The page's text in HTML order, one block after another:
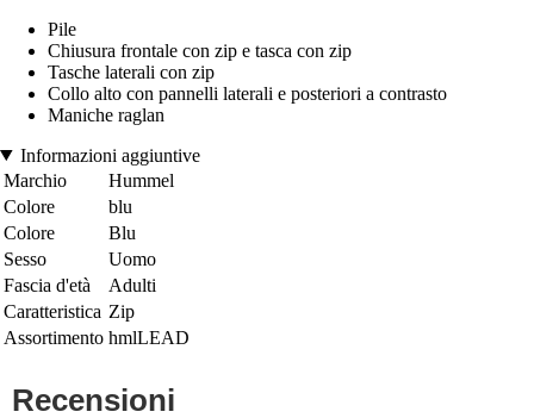
Pile
Chiusura frontale con zip e tasca con zip
Tasche laterali con zip
Collo alto con pannelli laterali e posteriori a contrasto
Maniche raglan
Informazioni aggiuntive
Marchio
Hummel
Colore
blu
Colore
Blu
Sesso
Uomo
Fascia d'età
Adulti
Caratteristica Zip
Assortimento hmlLEAD